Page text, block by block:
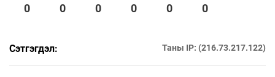
0 0 0 0 0 0
Сэтгэгдэл: Таны IP: (216.73.217.122)